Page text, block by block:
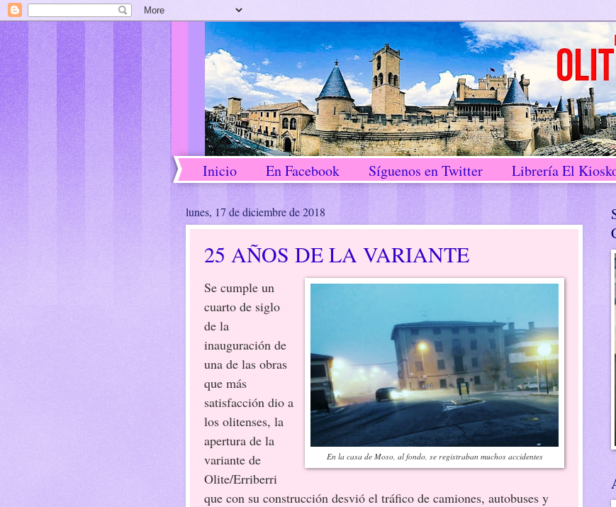
Inicio En Facebook Síguenos en Twitter Librería El
lunes, 17 de diciembre de 2018
25 AÑOS DE LA VARIANTE
En la casa de Moso, al fondo, se registraban muchos accidentes
Se cumple un
cuarto de siglo
de la
inauguración de
una de las obras
que más
satisfacción dio a
los olitenses, la
apertura de la
variante de
Olite/Erriberri
que con su construcción desvió el tráfico de camiones, autobuses y